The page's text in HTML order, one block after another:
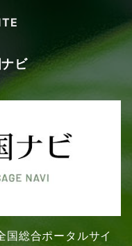
ビ
国総合ポータルサイ